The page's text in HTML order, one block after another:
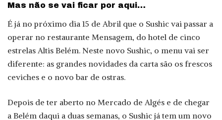
Mas não se vai ficar por aqui…
É já no próximo dia 15 de Abril que o Sushic vai passar a
operar no restaurante Mensagem, do hotel de cinco
estrelas Altis Belém. Neste novo Sushic, o menu vai ser
diferente: as grandes novidades da carta são os frescos
ceviches e o novo bar de ostras.
Depois de ter aberto no Mercado de Algés e de chegar
a Belém daqui a duas semanas, o Sushic já tem um novo